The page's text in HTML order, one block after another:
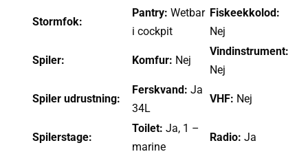
Stormfok:
Pantry: Wetbar
i cockpit
Fiskeekkolod:
Nej
Spiler: Komfur: Nej
Vindinstrument:
Nej
Spiler udrustning:
Ferskvand: Ja
34L
VHF: Nej
Spilerstage:
Toilet: Ja, 1 –
marine
Radio: Ja